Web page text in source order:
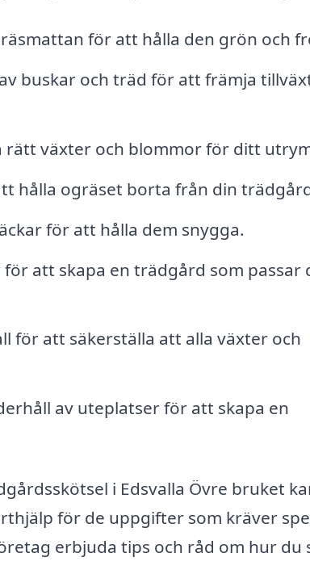
för att hålla den grön och
buskar och träd för att främja
rätt växter och blommor för ditt
hålla ogräset borta från din
för att hålla dem snygga.
att skapa en trädgård som passar
för att säkerställa att alla växter och
av uteplatser för att skapa en
i Edsvalla Övre bruket
för de uppgifter som kräver
erbjuda tips och råd om hur du